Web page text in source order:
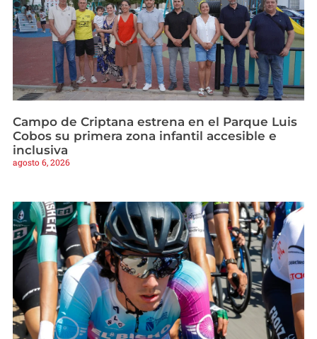
Campo de Criptana estrena en el Parque Luis
Cobos su primera zona infantil accesible e
inclusiva
agosto 6, 2026